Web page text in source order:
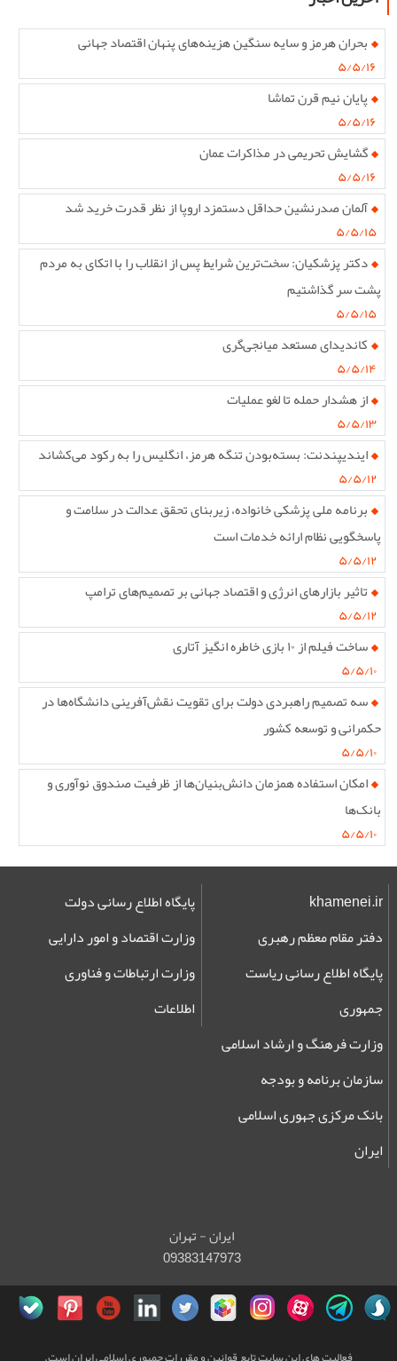
بحران هرمز و سایه سنگین هزینه‌های پنهان اقتصاد جهانی
۵/۵/۱۶
پایان نیم قرن تماشا
۵/۵/۱۶
گشایش تحریمی در مذاکرات عمان
۵/۵/۱۶
آلمان صدرنشین حداقل دستمزد اروپا از نظر قدرت خرید شد
۵/۵/۱۵
دکتر پزشکیان: سخت‌ترین شرایط پس از انقلاب را با اتکای به مردم
پشت سر گذاشتیم
۵/۵/۱۵
کاندیدای مستعد میانجی‌گری
۵/۵/۱۴
از هشدار حمله تا لغو عملیات
۵/۵/۱۳
ایندیپندنت: بسته‌بودن تنگه هرمز، انگلیس را به رکود می‌کشاند
۵/۵/۱۲
برنامه ملی پزشکی خانواده، زیربنای تحقق عدالت در سلامت و
پاسخگویی نظام ارائه خدمات است
۵/۵/۱۲
تاثیر بازارهای انرژی و اقتصاد جهانی بر تصمیم‌های ترامپ
۵/۵/۱۲
ساخت فیلم از ۱۰ بازی خاطره انگیز آتاری
۵/۵/۱۰
سه تصمیم راهبردی دولت برای تقویت نقش‌آفرینی دانشگاه‌ها در
حکمرانی و توسعه کشور
۵/۵/۱۰
امکان استفاده همزمان دانش‌بنیان‌ها از ظرفیت صندوق نوآوری و
بانک‌ها
۵/۵/۱۰
khamenei.ir
دفتر مقام معظم رهبری
پایگاه اطلاع رسانی ریاست
جمهوری
پایگاه اطلاع رسانی دولت
وزارت اقتصاد و امور دارایی
وزارت ارتباطات و فناوری
اطلاعات
وزارت فرهنگ و ارشاد اسلامی
سازمان برنامه و بودجه
بانک مرکزی جهوری اسلامی
ایران
ایران - تهران
09383147973